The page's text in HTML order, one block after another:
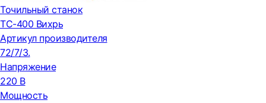
Точильный станок
ТС-400 Вихрь
Артикул производителя
72/7/3.
Напряжение
220 В
Мощность